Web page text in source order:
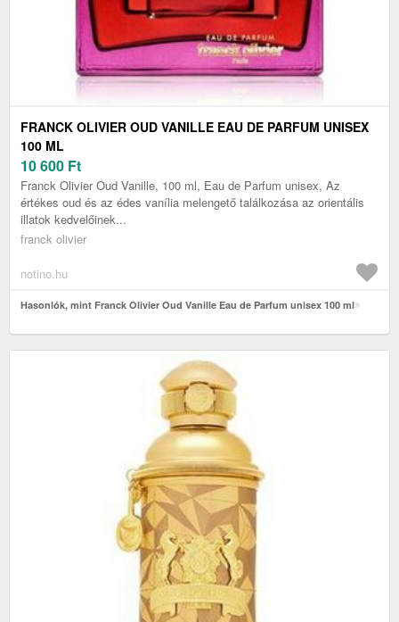
FRANCK OLIVIER OUD VANILLE EAU DE PARFUM UNISEX
100 ML
10 600 Ft
Franck Olivier Oud Vanille, 100 ml, Eau de Parfum unisex, Az
értékes oud és az édes vanília melengető találkozása az orientális
illatok kedvelőinek...
franck olivier
notino.hu
Hasonlók, mint Franck Olivier Oud Vanille Eau de Parfum unisex 100 ml